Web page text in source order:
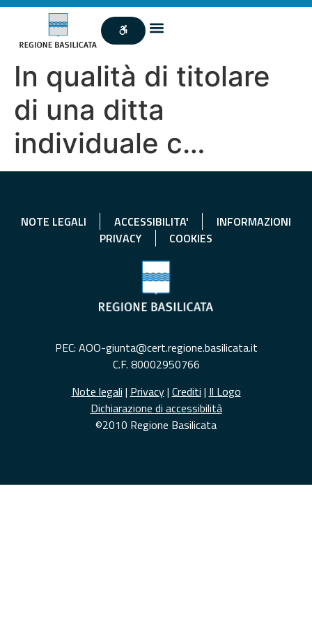
In qualità di titolare
di una ditta
individuale c…
NOTE LEGALI ACCESSIBILITA'
INFORMAZIONI
PRIVACY
COOKIES
PEC: AOO-giunta@cert.regione.basilicata.it
C.F. 80002950766
Note legali | Privacy| Crediti | Il Logo
Dichiarazione di accessibilità
©2010 Regione Basilicata